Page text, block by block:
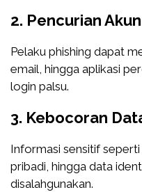
2. Pencurian
Pelaku phishing dapat
email, hingga aplikasi
login palsu.
3. Kebocoran
Informasi sensitif
pribadi, hingga data
disalahgunakan.